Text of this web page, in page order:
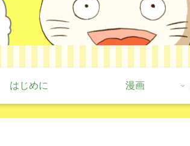
はじめに 漫画